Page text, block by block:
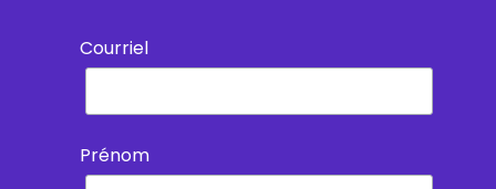
Courriel
Prénom